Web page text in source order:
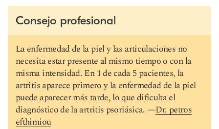
Consejo profesional
La enfermedad de la piel y las articulaciones no
necesita estar presente al mismo tiempo o con la
misma intensidad. En 1 de cada 5 pacientes, la
artritis aparece primero y la enfermedad de la piel
puede aparecer más tarde, lo que dificulta el
diagnóstico de la artritis psoriásica. —Dr. petros
efthimiou